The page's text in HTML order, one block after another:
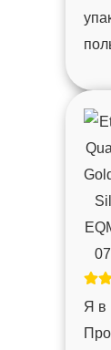
Я в